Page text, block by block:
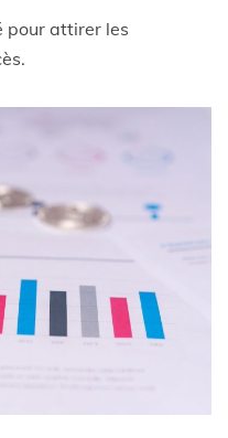
pour attirer les